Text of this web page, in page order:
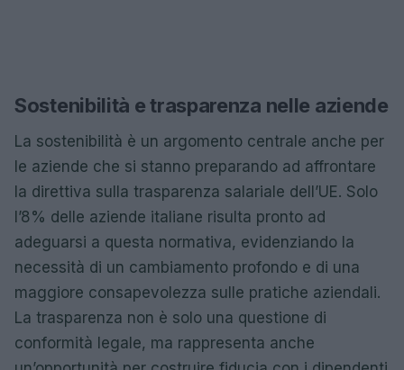
Sostenibilità e trasparenza nelle aziende
La sostenibilità è un argomento centrale anche per
le aziende che si stanno preparando ad affrontare
la direttiva sulla trasparenza salariale dell’UE. Solo
l’8% delle aziende italiane risulta pronto ad
adeguarsi a questa normativa, evidenziando la
necessità di un cambiamento profondo e di una
maggiore consapevolezza sulle pratiche aziendali.
La trasparenza non è solo una questione di
conformità legale, ma rappresenta anche